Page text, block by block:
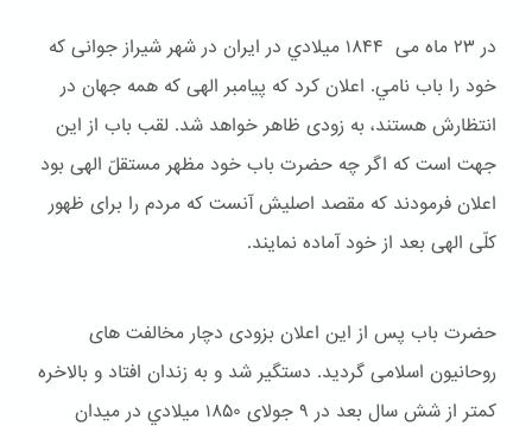
در ۲۳ ماه می ۱۸۴۴ ميلادي در ایران در شهر شیراز جوانی که
خود را باب نامي. اعلان کرد که پیامبر الهی که همه جهان در
انتظارش هستند، به زودی ظاهر خواهد شد. لقب باب از این
جهت است که اگر چه حضرت باب خود مظهر مستقلّ الهی بود
اعلان فرمودند که مقصد اصلیش آنست که مردم را برای ظهور
کلّی الهی بعد از خود آماده نمایند.
حضرت باب پس از این اعلان بزودی دچار مخالفت های
روحانیون اسلامی گردید. دستگیر شد و به زندان افتاد و بالاخره
کمتر از شش سال بعد در ۹ جولای ۱۸۵۰ ميلادي در میدان